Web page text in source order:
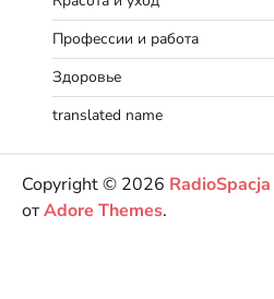
Профессии и работа
Здоровье
translated name
Copyright © 2026 RadioSpacja
отAdore Themes.